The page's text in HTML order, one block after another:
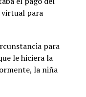
virtual para
para
le hiciera la
la niña